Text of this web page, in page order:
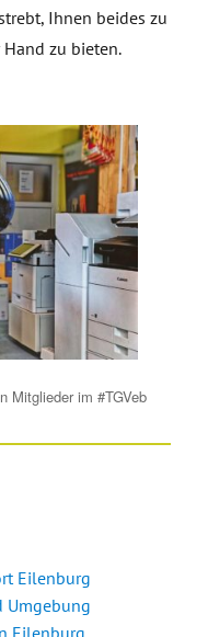
Ihnen beides zu
zu bieten.
GmbH“
Mitglieder im #TGVeb
Eilenburg
Umgebung